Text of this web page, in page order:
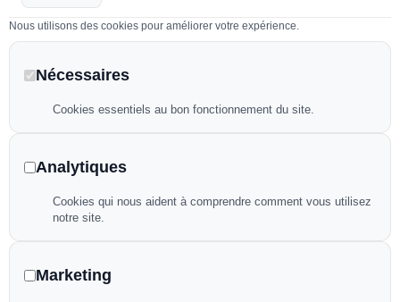
Volets de piscines
Politique de confidentialité
Nous utilisons des cookies pour améliorer votre expérience.
Nécessaires
Cookies essentiels au bon fonctionnement du site.
Analytiques
Cookies qui nous aident à comprendre comment vous utilisez
notre site.
Marketing